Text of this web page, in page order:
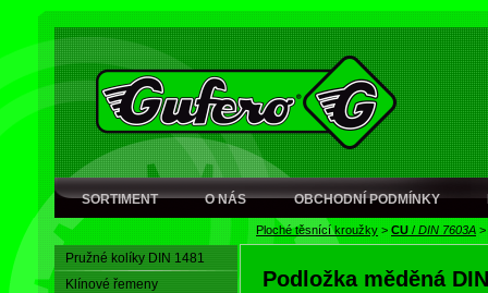
SORTIMENT O NÁS OBCHODNÍ PODMÍNKY
Ploché těsnící kroužky > CU / DIN 7603A >
Pružné kolíky DIN 1481
Klínové řemeny
Podložka měděná